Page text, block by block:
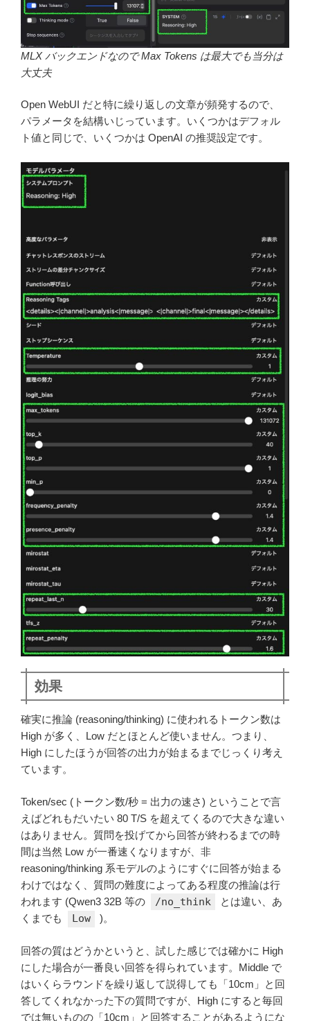
MLX バックエンドなので Max Tokens は最大でも当分は
大丈夫
Open WebUI だと特に繰り返しの文章が頻発するので、
パラメータを結構いじっています。いくつかはデフォル
ト値と同じで、いくつかは OpenAI の推奨設定です。
効果
確実に推論 (reasoning/thinking) に使われるトークン数は
High が多く、Low だとほとんど使いません。つまり、
High にしたほうが回答の出力が始まるまでじっくり考え
ています。
Token/sec (トークン数/秒 = 出力の速さ) ということで言
えばどれもだいたい 80 T/S を超えてくるので大きな違い
はありません。質問を投げてから回答が終わるまでの時
間は当然 Low が一番速くなりますが、非
reasoning/thinking 系モデルのようにすぐに回答が始まる
わけではなく、質問の難度によってある程度の推論は行
われます (Qwen3 32B 等の
/no_think
とは違い、あ
くまでも
Low )。
回答の質はどうかというと、試した感じでは確かに High
にした場合が一番良い回答を得られています。Middle で
はいくらラウンドを繰り返して説得しても「10cm」と回
答してくれなかった下の質問ですが、High にすると毎回
では無いものの「10cm」と回答することがあるようにな